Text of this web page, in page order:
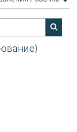
Поиск